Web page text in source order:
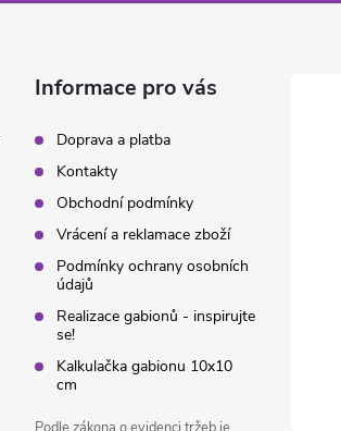
Informace pro vás
Doprava a platba
Kontakty
Obchodní podmínky
Vrácení a reklamace zboží
Podmínky ochrany osobních
údajů
Realizace gabionů - inspirujte
se!
Kalkulačka gabionu 10x10
cm